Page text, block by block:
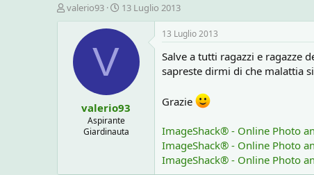
C
r
valerio93
D
a
t
n
i
z
i
13 Luglio 2013
V
valerio93
Aspirante
Giardinauta
13 Luglio 2013
Salve a tutti ragazzi e ragazze
sapreste dirmi di che malattia
Grazie
ImageShack® - Online Photo
ImageShack® - Online Photo
ImageShack® - Online Photo